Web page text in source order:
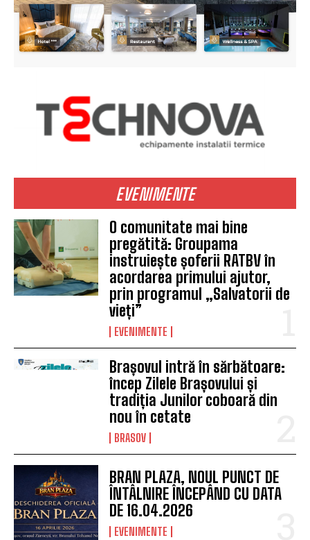
EVENIMENTE
O comunitate mai bine
pregătită: Groupama
instruiește șoferii RATBV în
acordarea primului ajutor,
prin programul „Salvatorii de
vieți”
EVENIMENTE
Brașovul intră în sărbătoare:
încep Zilele Brașovului și
tradiția Junilor coboară din
nou în cetate
BRASOV
BRAN PLAZA, NOUL PUNCT DE
ÎNTÂLNIRE ÎNCEPÂND CU DATA
DE 16.04.2026
EVENIMENTE